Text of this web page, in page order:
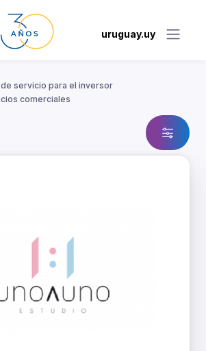
uruguay.uy
servicio para el inversor
comerciales